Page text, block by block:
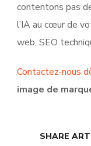
contentons pas
l’IA au cœur de
web, SEO
Contactez-nous
image de
SHARE